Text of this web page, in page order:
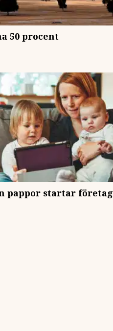
50 procent
pappor startar företag